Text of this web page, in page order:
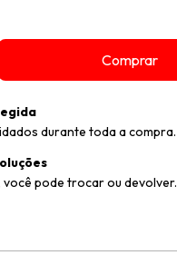
durante toda a compra.
você pode trocar ou devolver.